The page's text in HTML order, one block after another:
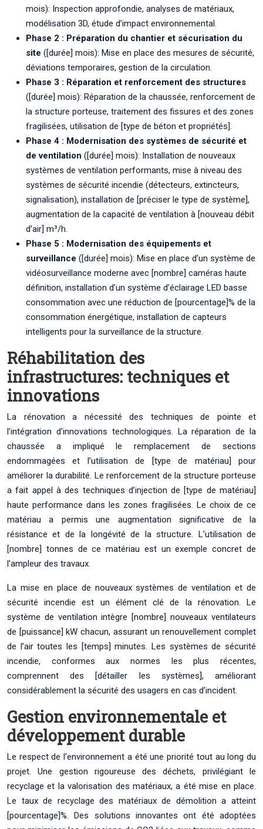
mois): Inspection approfondie, analyses de matériaux,
modélisation 3D, étude d’impact environnemental.
Phase 2 : Préparation du chantier et sécurisation du
site ([durée] mois): Mise en place des mesures de sécurité,
déviations temporaires, gestion de la circulation.
Phase 3 : Réparation et renforcement des structures
([durée] mois): Réparation de la chaussée, renforcement de
la structure porteuse, traitement des fissures et des zones
fragilisées, utilisation de [type de béton et propriétés].
Phase 4 : Modernisation des systèmes de sécurité et
de ventilation ([durée] mois): Installation de nouveaux
systèmes de ventilation performants, mise à niveau des
systèmes de sécurité incendie (détecteurs, extincteurs,
signalisation), installation de [préciser le type de système],
augmentation de la capacité de ventilation à [nouveau débit
d’air] m³/h.
Phase 5 : Modernisation des équipements et
surveillance ([durée] mois): Mise en place d’un système de
vidéosurveillance moderne avec [nombre] caméras haute
définition, installation d’un système d’éclairage LED basse
consommation avec une réduction de [pourcentage]% de la
consommation énergétique, installation de capteurs
intelligents pour la surveillance de la structure.
Réhabilitation des
infrastructures: techniques et
innovations
La rénovation a nécessité des techniques de pointe et
l’intégration d’innovations technologiques. La réparation de la
chaussée a impliqué le remplacement de sections
endommagées et l’utilisation de [type de matériau] pour
améliorer la durabilité. Le renforcement de la structure porteuse
a fait appel à des techniques d’injection de [type de matériau]
haute performance dans les zones fragilisées. Le choix de ce
matériau a permis une augmentation significative de la
résistance et de la longévité de la structure. L’utilisation de
[nombre] tonnes de ce matériau est un exemple concret de
l’ampleur des travaux.
La mise en place de nouveaux systèmes de ventilation et de
sécurité incendie est un élément clé de la rénovation. Le
système de ventilation intègre [nombre] nouveaux ventilateurs
de [puissance] kW chacun, assurant un renouvellement complet
de l’air toutes les [temps] minutes. Les systèmes de sécurité
incendie, conformes aux normes les plus récentes,
comprennent des [détailler les systèmes], améliorant
considérablement la sécurité des usagers en cas d’incident.
Gestion environnementale et
développement durable
Le respect de l’environnement a été une priorité tout au long du
projet. Une gestion rigoureuse des déchets, privilégiant le
recyclage et la valorisation des matériaux, a été mise en place.
Le taux de recyclage des matériaux de démolition a atteint
[pourcentage]%. Des solutions innovantes ont été adoptées